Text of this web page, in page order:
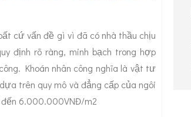
cứ vấn đề gì vì đã có nhà thầu chịu
định rõ ràng, minh bạch trong hợp
Khoán nhân công nghĩa là vật tư
trên quy mô và đẳng cấp của ngôi
6.000.000VNĐ/m2